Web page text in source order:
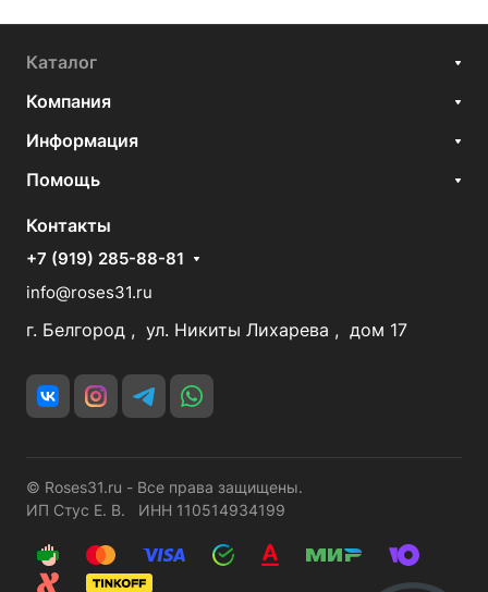
Каталог
Компания
Информация
Помощь
Контакты
+7 (919) 285-88-81
info@roses31.ru
г. Белгород , ул. Никиты Лихарева , дом 17
© Roses31.ru - Все права защищены.
ИП Стус Е. В. ИНН 110514934199